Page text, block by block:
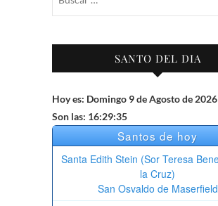
SANTO DEL DIA
Hoy es: Domingo 9 de Agosto de 2026
Son las: 16:29:36